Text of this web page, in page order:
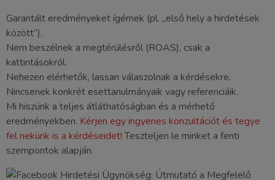
Garantált eredményeket ígérnek (pl. „első hely a hirdetések
között”).
Nem beszélnek a megtérülésről (ROAS), csak a
kattintásokról.
Nehezen elérhetők, lassan válaszolnak a kérdésekre.
Nincsenek konkrét esettanulmányaik vagy referenciáik.
Mi hiszünk a teljes átláthatóságban és a mérhető
eredményekben. Kérjen egy ingyenes konzultációt és tegye
fel nekünk is a kérdéseidet!Teszteljen le minket a fenti
szempontok alapján.